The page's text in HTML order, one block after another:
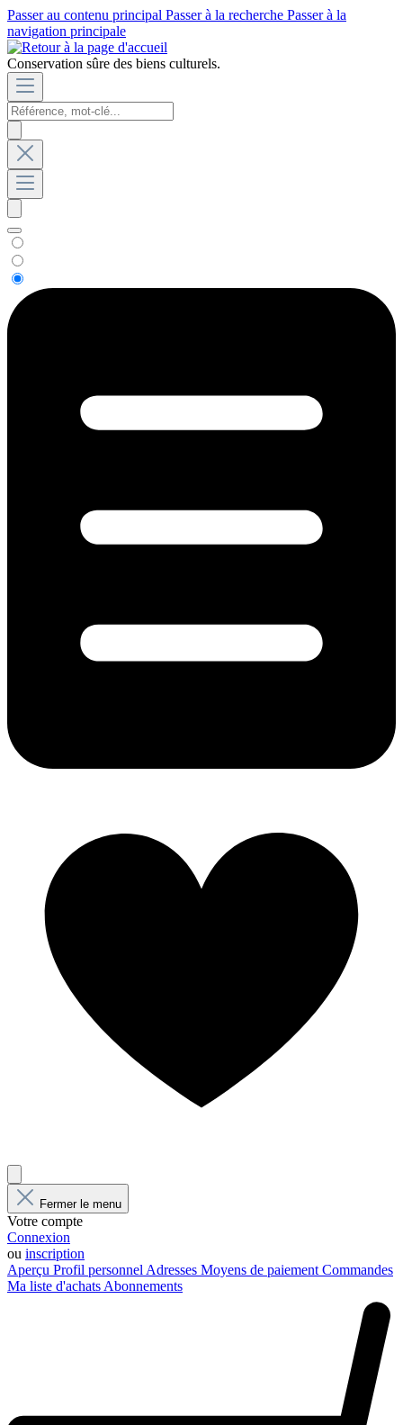
Passer au contenu principal Passer à la recherche Passer à la
navigation principale
Conservation sûre des biens culturels.
Fermer le menu
Votre compte
Connexion
ou inscription
Aperçu Profil personnel Adresses Moyens de paiement Commandes
Ma liste d'achats Abonnements